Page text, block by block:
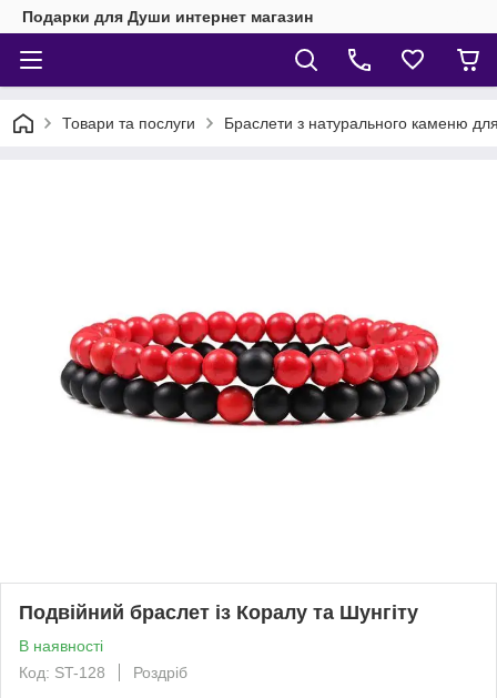
Подарки для Души интернет магазин
Товари та послуги Браслети з натурального каменю
Подвійний браслет із Коралу та Шунгіту
В наявності
Код: ST-128
Роздріб